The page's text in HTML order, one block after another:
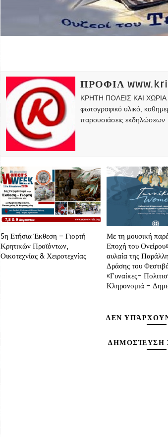
ΠΡΟΦΙΛ
ΚΡΗΤΗ ΠΟΛΕΙΣ ΚΑΙ ΧΩΡΙΑ -
φωτογραφικό υλικό,
παρουσιάσεις εκδηλώσεων
5η Ετήσια Έκθεση – Γιορτή
Κρητικών Προϊόντων,
Οικοτεχνίας & Χειροτεχνίας
Με τη μουσική
Εποχή του
αυλαία της
Δράσης του
«Γυναίκες–
Κληρονομιά –
ΔΕΝ
ΔΗΜΟΣΊΕΥΣΗ